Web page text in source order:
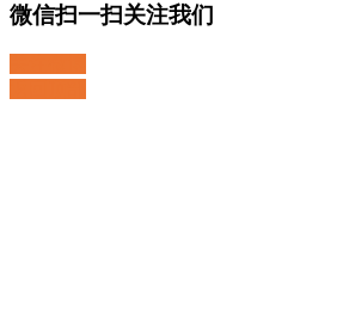
微信扫一扫关注我们